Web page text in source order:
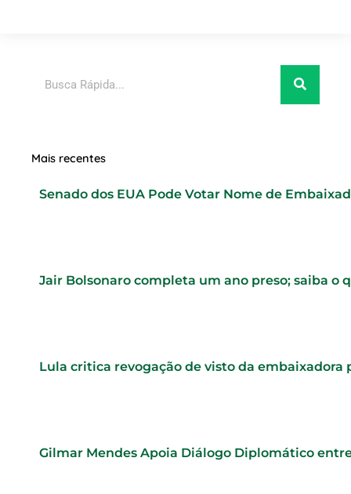
Mais recentes
Senado dos EUA Pode Votar Nome de
Jair Bolsonaro completa um ano preso; saiba o
Lula critica revogação de visto da embaixadora
Gilmar Mendes Apoia Diálogo Diplomático